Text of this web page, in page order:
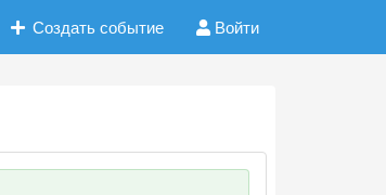
Создать событие Войти